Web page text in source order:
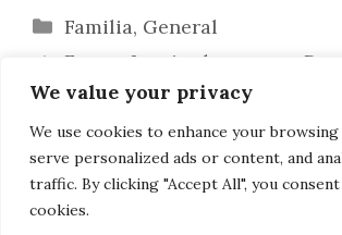
We value your privacy
We use cookies to enhance your browsing
serve personalized ads or content, and
traffic. By clicking "Accept All", you
cookies.
Categorías
Familia, General
Frases Inspiradoras para Dar
Bienvenida al Fin de Semana en
Cómo Manejar las Pesadillas
en los Niños